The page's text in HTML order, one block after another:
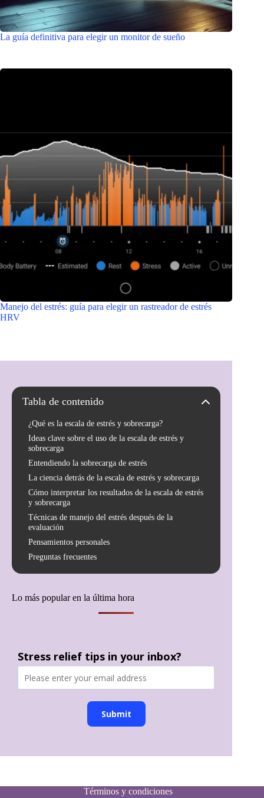
La guía definitiva para elegir un monitor de sueño
Manejo del estrés: guía para elegir un rastreador de estrés
HRV
Tabla de contenido
¿Qué es la escala de estrés y sobrecarga?
Ideas clave sobre el uso de la escala de estrés y
sobrecarga
Entendiendo la sobrecarga de estrés
La ciencia detrás de la escala de estrés y sobrecarga
Cómo interpretar los resultados de la escala de estrés
y sobrecarga
Técnicas de manejo del estrés después de la
evaluación
Pensamientos personales
Preguntas frecuentes
Lo más popular en la última hora
Stress relief tips in your inbox?
Submit
Términos y condiciones